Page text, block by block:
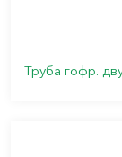
Труба гофр.